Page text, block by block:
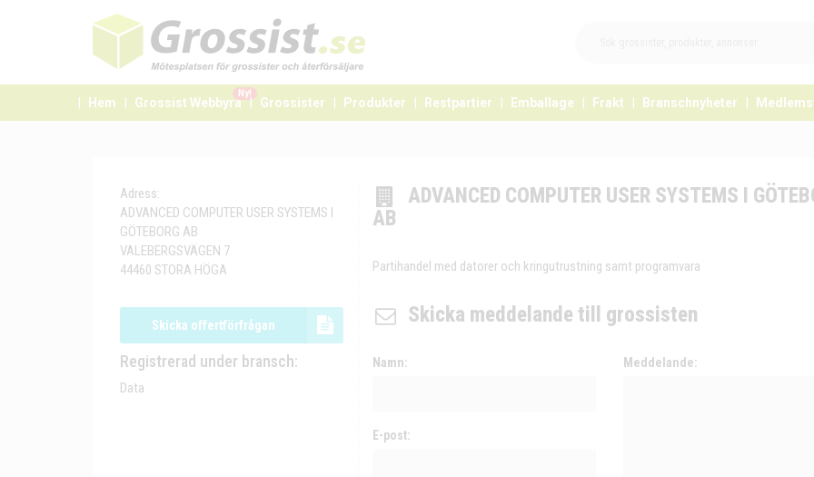
Hem Grossist Webbyrå
Ny!
Grossister Produkter Restpartier Emballage Frakt Branschnyheter
Adress:
ADVANCED COMPUTER USER SYSTEMS I
GÖTEBORG AB
VALEBERGSVÄGEN 7
44460 STORA HÖGA
Skicka offertförfrågan
Registrerad under bransch:
Data
ADVANCED COMPUTER USER SYSTEMS I
AB
Partihandel med datorer och kringutrustning samt programvara
Skicka meddelande till grossisten
Namn:
E-post:
Meddelande: